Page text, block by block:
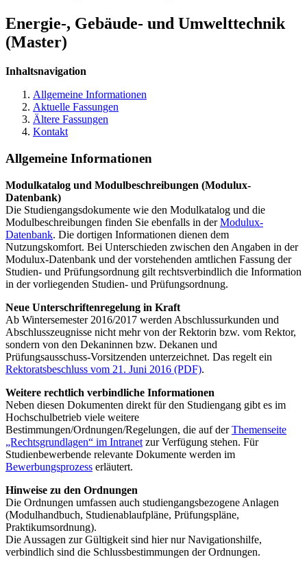
Energie-, Gebäude- und Umwelttechnik
(Master)
Inhaltsnavigation
Allgemeine Informationen
Aktuelle Fassungen
Ältere Fassungen
Kontakt
Allgemeine Informationen
Modulkatalog und Modulbeschreibungen (Modulux-
Datenbank)
Die Studiengangsdokumente wie den Modulkatalog und die
Modulbeschreibungen finden Sie ebenfalls in derModulux-
Datenbank. Die dortigen Informationen dienen dem
Nutzungskomfort. Bei Unterschieden zwischen den Angaben in der
Modulux-Datenbank und der vorstehenden amtlichen Fassung der
Studien- und Prüfungsordnung gilt rechtsverbindlich die Information
in der vorliegenden Studien- und Prüfungsordnung.
Neue Unterschriftenregelung in Kraft
Ab Wintersemester 2016/2017 werden Abschlussurkunden und
Abschlusszeugnisse nicht mehr von der Rektorin bzw. vom Rektor,
sondern von den Dekaninnen bzw. Dekanen und
Prüfungsausschuss-Vorsitzenden unterzeichnet. Das regelt ein
Rektoratsbeschluss vom 21. Juni 2016 (PDF).
Weitere rechtlich verbindliche Informationen
Neben diesen Dokumenten direkt für den Studiengang gibt es im
Hochschulbetrieb viele weitere
Bestimmungen/Ordnungen/Regelungen, die auf derThemenseite
„Rechtsgrundlagen“ im Intranet zur Verfügung stehen. Für
Studienbewerbende relevante Dokumente werden im
Bewerbungsprozess erläutert.
Hinweise zu den Ordnungen
Die Ordnungen umfassen auch studiengangsbezogene Anlagen
(Modulhandbuch, Studienablaufpläne, Prüfungspläne,
Praktikumsordnung).
Die Aussagen zur Gültigkeit sind hier nur Navigationshilfe,
verbindlich sind die Schlussbestimmungen der Ordnungen.